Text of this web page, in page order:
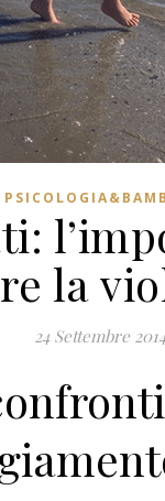
la
24 Settembre 2014